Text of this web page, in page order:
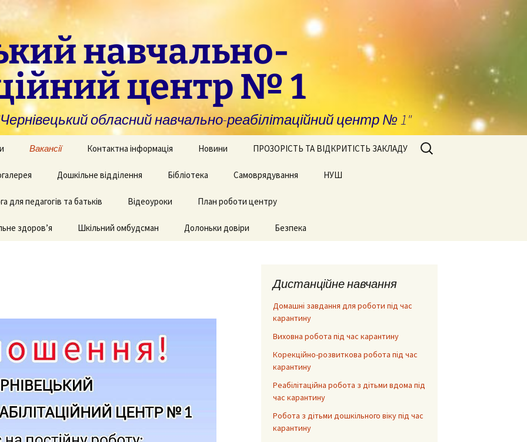
навчально-
центр № 1
обласний навчально-реабілітаційний центр № 1"
закладам із
та
навчання
послуги для
та виховання
батьків
Вакансії Контактна інформація Новини ПРОЗОРІСТЬ ТА ВІДКРИТІСТЬ ЗАКЛАДУ
Запобігання та
виявлення корупції
Фінансова звітність
творчих робіт
приміщень
Дошкільне відділення
Рекомендації для
Бібліотека Самоврядування НУШ
для педагогів та батьків Відеоуроки План роботи центру
здоров’я Шкільний омбудсман Долоньки довіри Безпека
Пошук:
Дистанційне навчання
Домашні завдання для роботи під час
карантину
Виховна робота під час карантину
Корекційно-розвиткова робота під час
карантину
Реабілітаційна робота з дітьми вдома під
час карантину
Робота з дітьми дошкільного віку під час
карантину